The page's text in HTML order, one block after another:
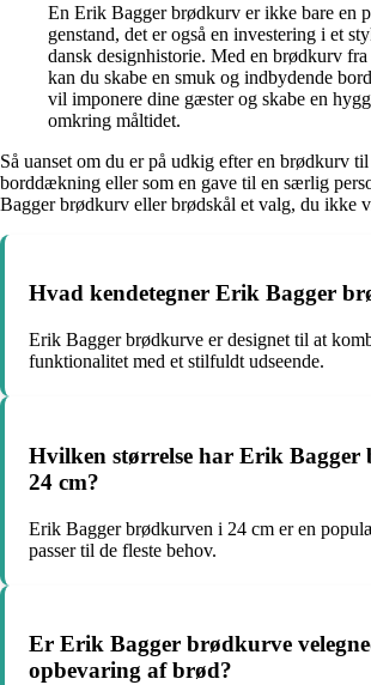
En Erik Bagger brødkurv er ikke bare en
genstand, det er også en investering i et
dansk designhistorie. Med en brødkurv
kan du skabe en smuk og indbydende
vil imponere dine gæster og skabe en
omkring måltidet.
Så uanset om du er på udkig efter en brødkurv
borddækning eller som en gave til en særlig
Bagger brødkurv eller brødskål et valg, du ikke
Hvad kendetegner Erik Bagger
Erik Bagger brødkurve er designet til at
funktionalitet med et stilfuldt udseende.
Hvilken størrelse har Erik
24 cm?
Erik Bagger brødkurven i 24 cm er en
passer til de fleste behov.
Er Erik Bagger brødkurve
opbevaring af brød?